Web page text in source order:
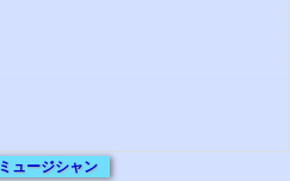
ミュージシャン